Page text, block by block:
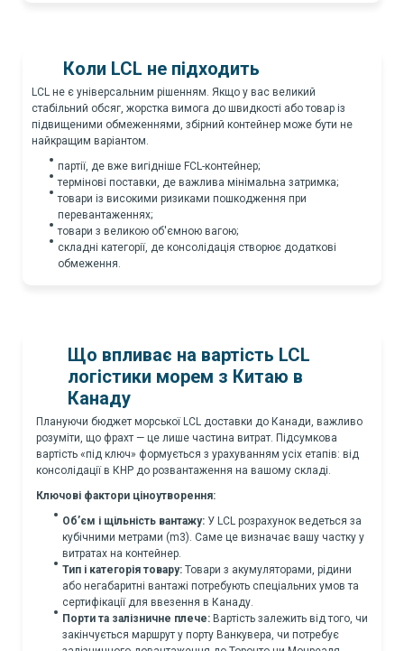
Коли LCL не підходить
LCL не є універсальним рішенням. Якщо у вас великий
стабільний обсяг, жорстка вимога до швидкості або товар із
підвищеними обмеженнями, збірний контейнер може бути не
найкращим варіантом.
партії, де вже вигідніше FCL-контейнер;
термінові поставки, де важлива мінімальна затримка;
товари із високими ризиками пошкодження при
перевантаженнях;
товари з великою об'ємною вагою;
складні категорії, де консолідація створює додаткові
обмеження.
Що впливає на вартість LCL
логістики морем з Китаю в
Канаду
Плануючи бюджет морської LCL доставки до Канади, важливо
розуміти, що фрахт — це лише частина витрат. Підсумкова
вартість «під ключ» формується з урахуванням усіх етапів: від
консолідації в КНР до розвантаження на вашому складі.
Ключові фактори ціноутворення:
Об’єм і щільність вантажу: У LCL розрахунок ведеться за
кубічними метрами (m3). Саме це визначає вашу частку у
витратах на контейнер.
Тип і категорія товару: Товари з акумуляторами, рідини
або негабаритні вантажі потребують спеціальних умов та
сертифікації для ввезення в Канаду.
Порти та залізничне плече: Вартість залежить від того, чи
закінчується маршрут у порту Ванкувера, чи потребує